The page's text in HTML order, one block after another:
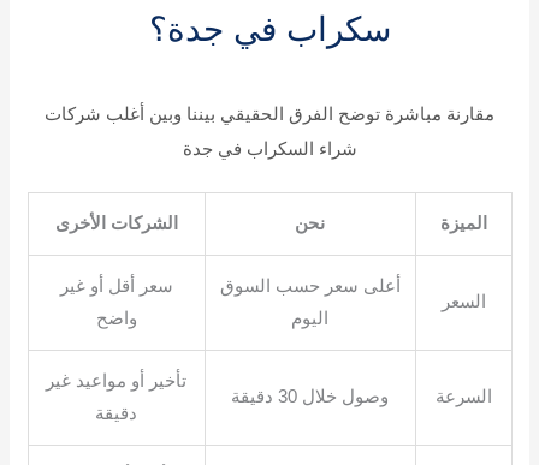
سكراب في جدة؟
مقارنة مباشرة توضح الفرق الحقيقي بيننا وبين أغلب شركات
شراء السكراب في جدة
الميزة نحن الشركات الأخرى
السعر
أعلى سعر حسب السوق
اليوم
سعر أقل أو غير
واضح
السرعة وصول خلال 30 دقيقة
تأخير أو مواعيد غير
دقيقة